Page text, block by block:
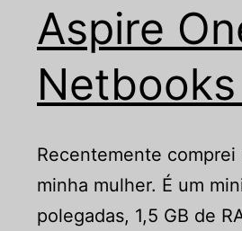
Aspire
Recentemente comprei
minha mulher. É um
polegadas, 1,5 GB de